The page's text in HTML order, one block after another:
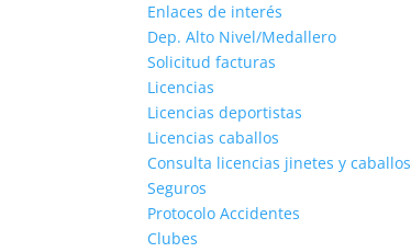
Enlaces de interés
Dep. Alto Nivel/Medallero
Solicitud facturas
Licencias
Licencias deportistas
Licencias caballos
Consulta licencias jinetes y caballos
Seguros
Protocolo Accidentes
Clubes